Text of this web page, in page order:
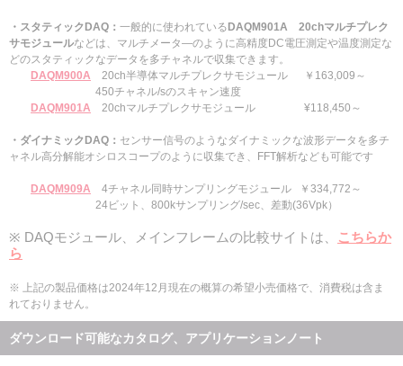
・スタティックDAQ： 一般的に使われているDAQM901A 20chマルチプレク
サモジュールなどは、マルチメータ―のように高精度DC電圧測定や温度測定な
どのスタティックなデータを多チャネルで収集できます。
DAQM900A 20ch半導体マルチプレクサモジュール ￥163,009～
450チャネル/sのスキャン速度
DAQM901A 20chマルチプレクサモジュール ¥118, 450～
・ダイナミックDAQ： センサー信号のようなダイナミックな波形データを多チ
ャネル高分解能オシロスコープのように収集でき、FFT解析なども可能です
DAQM909A 4チャネル同時サンプリングモジュール ￥334,772～
24ビット、800kサンプリング/sec、差動(36Vpk）
※ DAQモジュール、メインフレームの比較サイトは、
こちらか
ら
※ 上記の製品価格は2024年12月現在の概算の希望小売価格で、消費税は含ま
れておりません。
ダウンロード可能なカタログ、アプリケーションノート